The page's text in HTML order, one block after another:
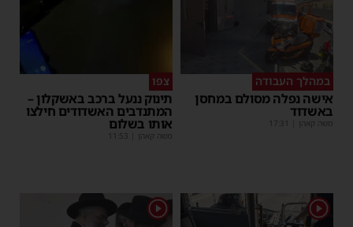
במהלך העבודה
אישה נפלה מסולם במחסן
באשדוד
משה קאהן 17:31
צפו
תינוק ננעל ברכב באשקלון –
המתנדבים האשדודים חילצו
אותו בשלום
משה קאהן 11:53
1
1